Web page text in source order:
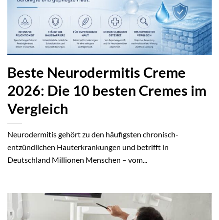
Beste Neurodermitis Creme
2026: Die 10 besten Cremes im
Vergleich
Neurodermitis gehört zu den häufigsten chronisch-
entzündlichen Hauterkrankungen und betrifft in
Deutschland Millionen Menschen – vom...